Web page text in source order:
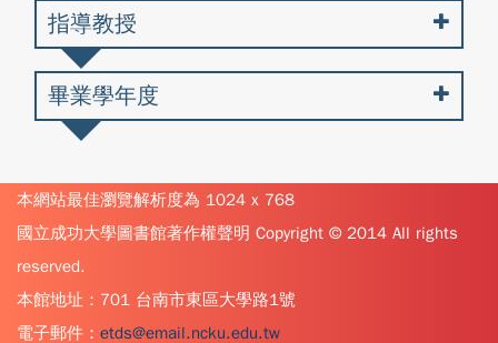
指導教授
畢業學年度
本網站最佳瀏覽解析度為 1024 x 768
國立成功大學圖書館著作權聲明 Copyright © 2014 All rights
reserved.
本館地址：701 台南市東區大學路1號
電子郵件： etds@email.ncku.edu.tw